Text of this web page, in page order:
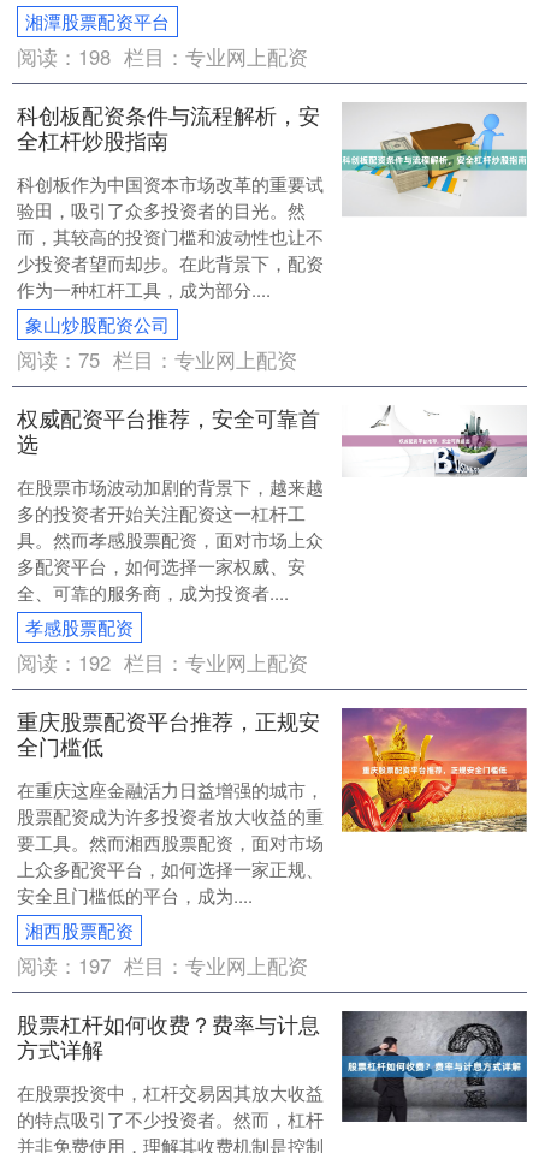
湘潭股票配资平台
阅读： 198 栏目：专业网上配资
科创板配资条件与流程解析，安
全杠杆炒股指南
科创板作为中国资本市场改革的重要试
验田，吸引了众多投资者的目光。然
而，其较高的投资门槛和波动性也让不
少投资者望而却步。在此背景下，配资
作为一种杠杆工具，成为部分....
象山炒股配资公司
阅读：75 栏目：专业网上配资
权威配资平台推荐，安全可靠首
选
在股票市场波动加剧的背景下，越来越
多的投资者开始关注配资这一杠杆工
具。然而孝感股票配资，面对市场上众
多配资平台，如何选择一家权威、安
全、可靠的服务商，成为投资者....
孝感股票配资
阅读： 192 栏目：专业网上配资
重庆股票配资平台推荐，正规安
全门槛低
在重庆这座金融活力日益增强的城市，
股票配资成为许多投资者放大收益的重
要工具。然而湘西股票配资，面对市场
上众多配资平台，如何选择一家正规、
安全且门槛低的平台，成为....
湘西股票配资
阅读： 197 栏目：专业网上配资
股票杠杆如何收费？费率与计息
方式详解
在股票投资中，杠杆交易因其放大收益
的特点吸引了不少投资者。然而，杠杆
并非免费使用，理解其收费机制是控制